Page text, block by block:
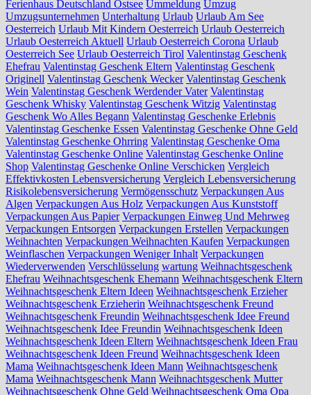
Ferienhaus Deutschland Ostsee Ummeldung Umzug
Umzugsunternehmen Unterhaltung Urlaub Urlaub Am See
Oesterreich Urlaub Mit Kindern Oesterreich Urlaub Oesterreich
Urlaub Oesterreich Aktuell Urlaub Oesterreich Corona Urlaub
Oesterreich See Urlaub Oesterreich Tirol Valentinstag Geschenk
Ehefrau Valentinstag Geschenk Eltern Valentinstag Geschenk
Originell Valentinstag Geschenk Wecker Valentinstag Geschenk
Wein Valentinstag Geschenk Werdender Vater Valentinstag
Geschenk Whisky Valentinstag Geschenk Witzig Valentinstag
Geschenk Wo Alles Begann Valentinstag Geschenke Erlebnis
Valentinstag Geschenke Essen Valentinstag Geschenke Ohne Geld
Valentinstag Geschenke Ohrring Valentinstag Geschenke Oma
Valentinstag Geschenke Online Valentinstag Geschenke Online
Shop Valentinstag Geschenke Online Verschicken Vergleich
Effektivkosten Lebensversicherung Vergleich Lebensversicherung
Risikolebensversicherung Vermögensschutz Verpackungen Aus
Algen Verpackungen Aus Holz Verpackungen Aus Kunststoff
Verpackungen Aus Papier Verpackungen Einweg Und Mehrweg
Verpackungen Entsorgen Verpackungen Erstellen Verpackungen
Weihnachten Verpackungen Weihnachten Kaufen Verpackungen
Weinflaschen Verpackungen Weniger Inhalt Verpackungen
Wiederverwenden Verschlüsselung wartung Weihnachtsgeschenk
Ehefrau Weihnachtsgeschenk Ehemann Weihnachtsgeschenk Eltern
Weihnachtsgeschenk Eltern Ideen Weihnachtsgeschenk Erzieher
Weihnachtsgeschenk Erzieherin Weihnachtsgeschenk Freund
Weihnachtsgeschenk Freundin Weihnachtsgeschenk Idee Freund
Weihnachtsgeschenk Idee Freundin Weihnachtsgeschenk Ideen
Weihnachtsgeschenk Ideen Eltern Weihnachtsgeschenk Ideen Frau
Weihnachtsgeschenk Ideen Freund Weihnachtsgeschenk Ideen
Mama Weihnachtsgeschenk Ideen Mann Weihnachtsgeschenk
Mama Weihnachtsgeschenk Mann Weihnachtsgeschenk Mutter
Weihnachtsgeschenk Ohne Geld Weihnachtsgeschenk Oma Opa